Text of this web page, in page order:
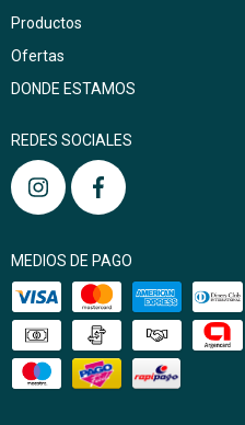
Productos
Ofertas
DONDE ESTAMOS
REDES SOCIALES
MEDIOS DE PAGO